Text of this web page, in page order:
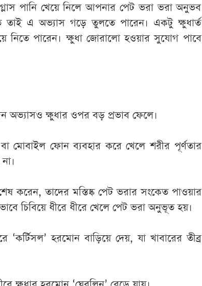
পানি খেয়ে নিলে আপনার পেট ভরা ভরা অনুভব
তাই এ অভ্যাস গড়ে তুলতে পারেন। একটু ক্ষুধার্ত
নিতে পারেন। ক্ষুধা জোরালো হওয়ার সুযোগ পাবে
অভ্যাসও ক্ষুধার ওপর বড় প্রভাব ফেলে।
বা মোবাইল ফোন ব্যবহার করে খেলে শরীর পূর্ণতার
করেন, তাদের মস্তিষ্ক পেট ভরার সংকেত পাওয়ার
চিবিয়ে ধীরে ধীরে খেলে পেট ভরা অনুভূত হয়।
‘কর্টিসল’ হরমোন বাড়িয়ে দেয়, যা খাবারের তীব্র